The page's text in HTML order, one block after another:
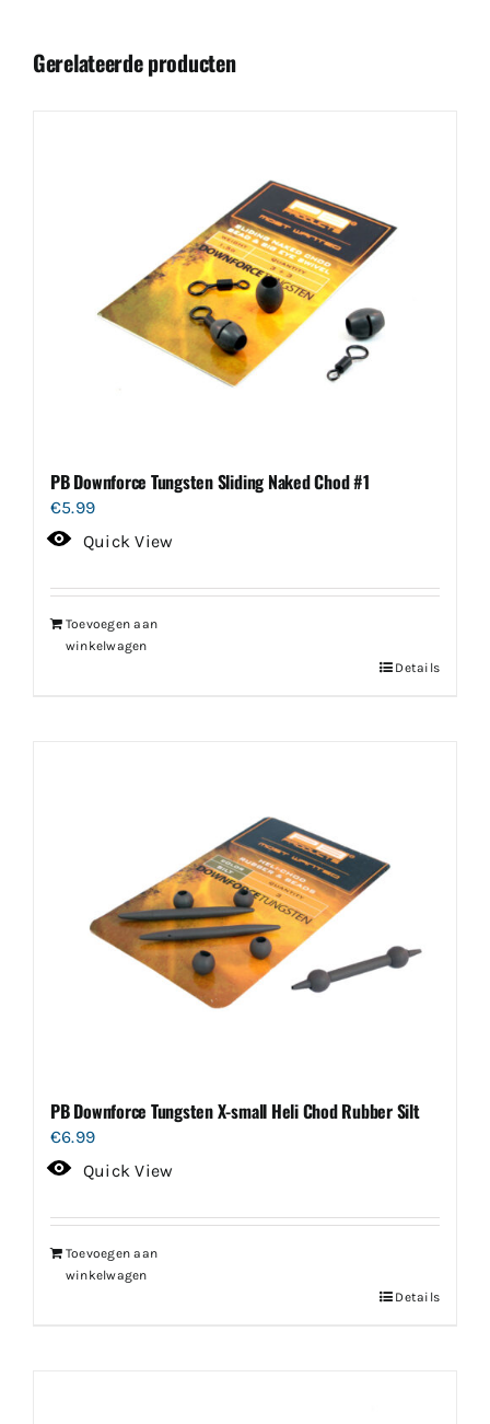
Gerelateerde producten
PB Downforce Tungsten Sliding Naked Chod #1
€5.99
Quick View
Toevoegen aan
winkelwagen
Details
PB Downforce Tungsten X-small Heli Chod Rubber Silt
€6.99
Quick View
Toevoegen aan
winkelwagen
Details